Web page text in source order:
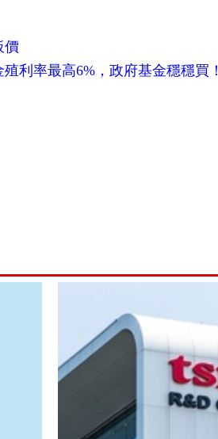
價
利率最高6%，政府基金穩穩買！